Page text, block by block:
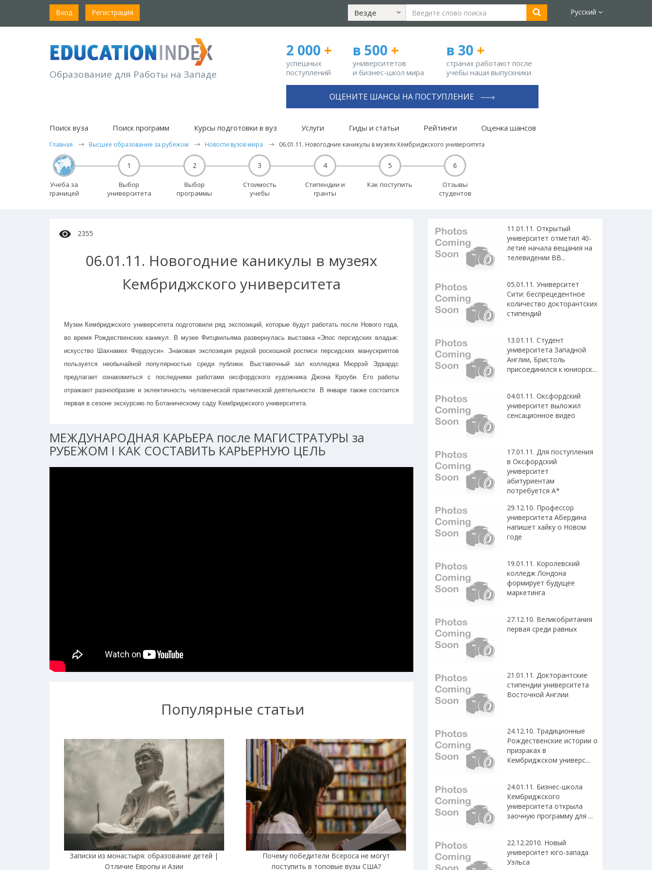
Вход Регистрация Везде Русский
Образование для Работы на Западе
2 000 +
успешных
поступлений
в 500 +
университетов
и бизнес-школ мира
в 30 +
странах работают после
учебы наши выпускники
ОЦЕНИТЕ ШАНСЫ НА ПОСТУПЛЕНИЕ
Поиск вуза Поиск программ Курсы подготовки в вуз Услуги Гиды и статьи Рейтинги Оценка шансов
Главная Высшее образование за рубежом Новости вузов мира 06.01.11. Новогодние каникулы в музеях Кембриджского университета
Учеба за
границей
1
Выбор
университета
2
Выбор
программы
3
Стоимость
учебы
4
Стипендии и
гранты
5
Как поступить
6
Отзывы
студентов
2355
06.01.11. Новогодние каникулы в музеях
Кембриджского университета
Музеи Кембриджского университета подготовили ряд экспозиций, которые будут работать после Нового года,
во время Рождественских каникул. В музее Фитцвильяма развернулась выставка «Эпос персидских владык:
искусство Шахнамех Фердоуси». Знаковая экспозиция редкой роскошной росписи персидских манускриптов
пользуется необычайной популярностью среди публики. Выставочный зал колледжа Мюррэй Эдвардс
предлагает ознакомиться с последними работами оксфордского художника Джона Кроуби. Его работы
отражают разнообразие и эклектичность человеческой практической деятельности. В январе также состоится
первая в сезоне экскурсию по Ботаническому саду Кембриджского университета.
МЕЖДУНАРОДНАЯ КАРЬЕРА после МАГИСТРАТУРЫ за
РУБЕЖОМ I КАК СОСТАВИТЬ КАРЬЕРНУЮ ЦЕЛЬ
Популярные статьи
Записки из монастыря: образование детей |
Отличие Европы и Азии
Почему победители Всероса не могут
поступить в топовые вузы США?
11.01.11. Открытый
университет отметил 40-
летие начала вещания на
телевидении BB...
05.01.11. Университет
Сити: беспрецедентное
количество докторантских
стипендий
13.01.11. Студент
университета Западной
Англии, Бристоль
присоединился к юниорск...
04.01.11. Оксфордский
университет выложил
сенсационное видео
17.01.11. Для поступления
в Оксфордский
университет
абитуриентам
потребуется A*
29.12.10. Профессор
университета Абердина
напишет хайку о Новом
годе
19.01.11. Королевский
колледж Лондона
формирует будущее
маркетинга
27.12.10. Великобритания
первая среди равных
21.01.11. Докторантские
стипендии университета
Восточной Англии
24.12.10. Традиционные
Рождественские истории о
призраках в
Кембриджском универс...
24.01.11. Бизнес-школа
Кембриджского
университета открыла
заочную программу для ...
22.12.2010. Новый
университет юго-запада
Уэльса